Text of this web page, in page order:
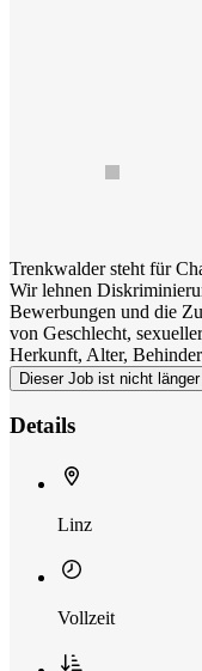
Trenkwalder steht für
Wir lehnen
Bewerbungen und die
von Geschlecht,
Herkunft, Alter,
Dieser Job ist nicht
Details
Linz
Vollzeit